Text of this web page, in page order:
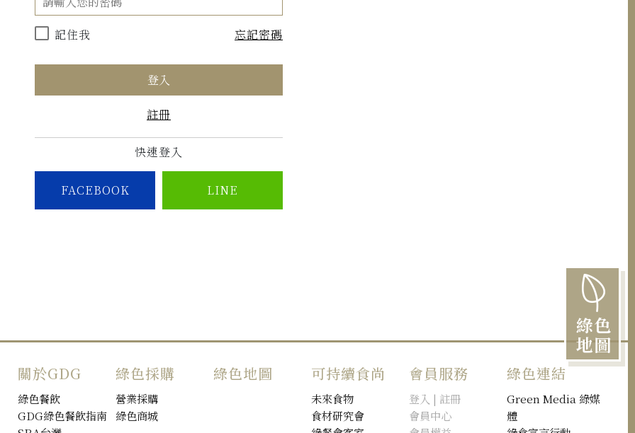
綠色
地圖
記住我 忘記密碼
登入
註冊
快速登入
FACEBOOK LINE
關於GDG
綠色餐飲
GDG綠色餐飲指南
綠色採購
營業採購
綠色商城
綠色地圖 可持續食尚
未來食物
食材研究會
會員服務
登入 | 註冊
會員中心
綠色連結
Green Media 綠媒
體